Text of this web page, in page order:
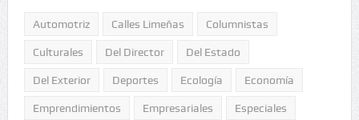
Automotriz Calles Limeñas Columnistas
Culturales Del Director Del Estado
Del Exterior Deportes Ecología Economía
Emprendimientos Empresariales Especiales